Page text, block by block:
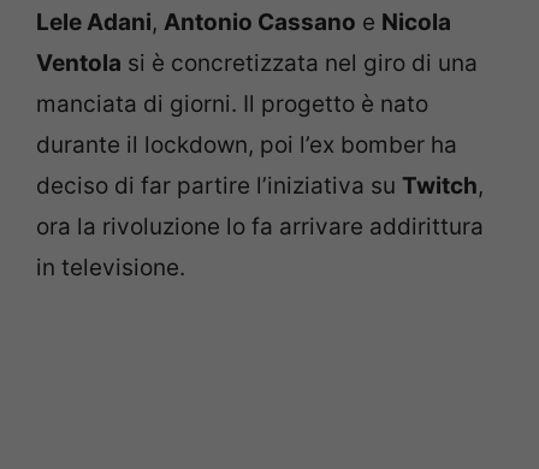
Lele Adani, Antonio Cassano e Nicola
Ventola si è concretizzata nel giro di una
manciata di giorni. Il progetto è nato
durante il lockdown, poi l’ex bomber ha
deciso di far partire l’iniziativa su Twitch,
ora la rivoluzione lo fa arrivare addirittura
in televisione.